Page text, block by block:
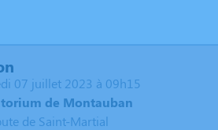
07 juillet 2023 à 09h15
de Montauban
de Saint-Martial